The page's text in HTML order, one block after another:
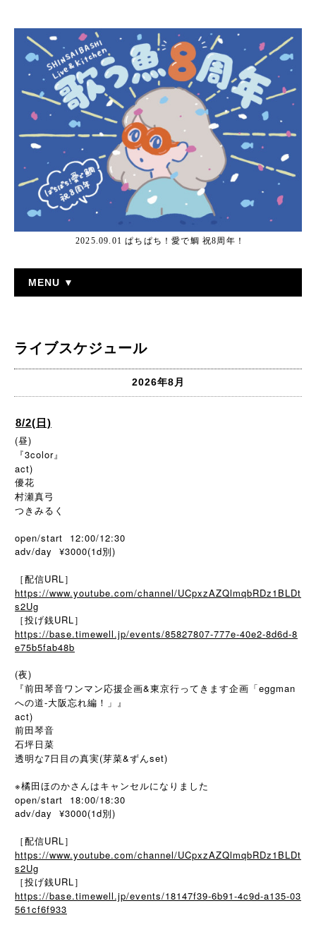
2025.09.01 ぱちぱち！愛で鯛 祝8周年！
MENU ▼
ライブスケジュール
2026年8月
8/2(日)
(昼)
『3color』
act)
優花
村瀬真弓
つきみるく
open/start 12:00/12:30
adv/day ¥3000(1d別)
［配信URL］
https://www.youtube.com/channel/UCpxzAZQlmqbRDz1BLDt
s2Ug
［投げ銭URL］
https://base.timewell.jp/events/85827807-777e-40e2-8d6d-8
e75b5fab48b
(夜)
『前田琴音ワンマン応援企画&東京行ってきます企画「eggman
への道-大阪忘れ編！」』
act)
前田琴音
石坪日菜
透明な7日目の真実(芽菜&ずんset)
※橘田ほのかさんはキャンセルになりました
open/start 18:00/18:30
adv/day ¥3000(1d別)
［配信URL］
https://www.youtube.com/channel/UCpxzAZQlmqbRDz1BLDt
s2Ug
［投げ銭URL］
https://base.timewell.jp/events/18147f39-6b91-4c9d-a135-03
561cf6f933